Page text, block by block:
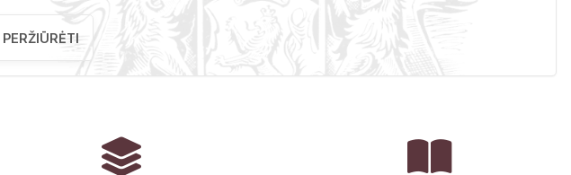
PERŽIŪRĖTI